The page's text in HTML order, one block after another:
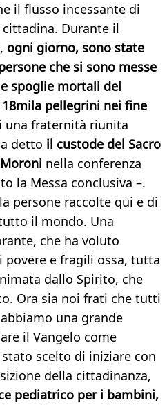
il flusso incessante di
Durante il
ogni giorno, sono state
che si sono messe
spoglie mortali del
pellegrini nei fine
una fraternità riunita
detto il custode del Sacro
nella conferenza
la Messa conclusiva –.
persone raccolte qui e di
il mondo. Una
che ha voluto
povere e fragili ossa, tutta
dallo Spirito, che
Ora sia noi frati che tutti
una grande
il Vangelo come
stato scelto di iniziare con
della cittadinanza,
pediatrico per i bambini,